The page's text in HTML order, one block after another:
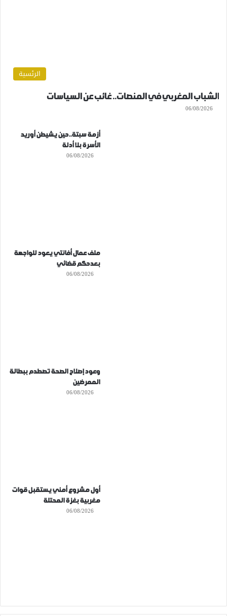
الرئسية
الشباب المغربي في المنصات.. غائب عن السياسات
06/08/2026
أزمة سبتة..حين يشيطن أوريد
الأسرة بلا أدلة
06/08/2026
ملف عمال أفانتي يعود للواجهة
بعدحكم قضائي
06/08/2026
وعود إصلاح الصحة تصطدم ببطالة
الممرضين
06/08/2026
أول مشروع أمني يستقبل قوات
مغربية بغزة المحتلة
06/08/2026